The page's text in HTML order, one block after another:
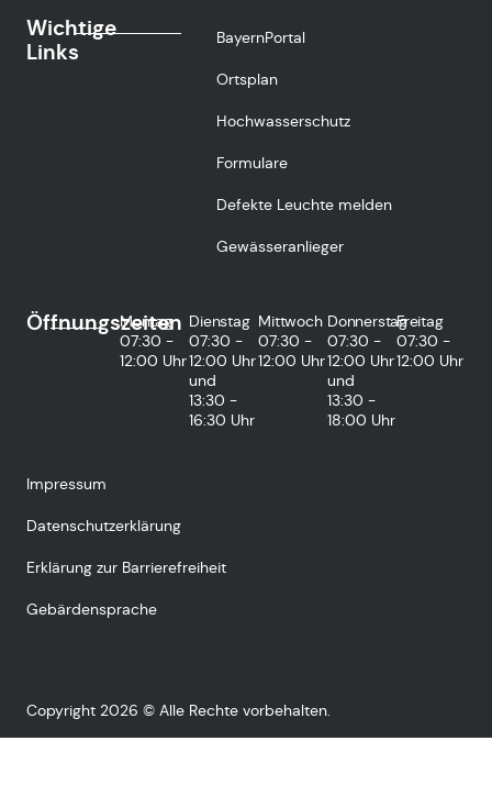
Wichtige
Links
BayernPortal
Ortsplan
Hochwasserschutz
Formulare
Defekte Leuchte melden
Gewässeranlieger
Öffnungszeiten
Montag
07:30 -
12:00 Uhr
Dienstag
07:30 -
12:00 Uhr
und
13:30 -
16:30 Uhr
Mittwoch
07:30 -
12:00 Uhr
Donnerstag
07:30 -
12:00 Uhr
und
13:30 -
18:00 Uhr
Freitag
07:30 -
12:00 Uhr
Impressum
Datenschutzerklärung
Erklärung zur Barrierefreiheit
Gebärdensprache
Copyright 2026 © Alle Rechte vorbehalten.